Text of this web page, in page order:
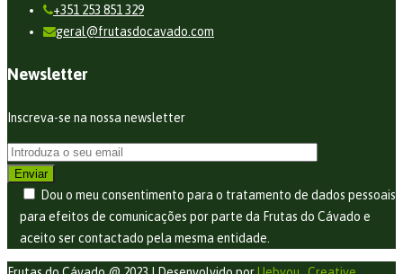
+351 253 851 329
geral@frutasdocavado.com
Newsletter
Inscreva-se na nossa newsletter
Dou o meu consentimento para o tratamento de dados pessoais
para efeitos de comunicações por parte da Frutas do Cávado e
aceito ser contactado pela mesma entidade.